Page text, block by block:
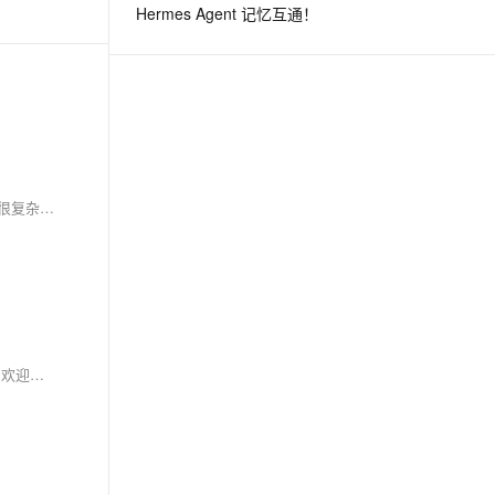
所以，别担心这些工具看起来有些吓人，实际上这些都是为了帮助你更好的完成工作的工具，就像超市里的各种烹饪工具一样，尽管它们看起来可能很复杂，但只要你学会用，它们会为你烹饪出一道道美妙的食物。这就是学习新技能的乐趣，让我们一起享受这个过程，攀登知识的高峰！
【7月更文挑战第4天】🏆本文收录于「滚雪球学Java」专栏，专业攻坚指数级提升，希望能够助你一臂之力，帮你早日登顶实现财富自由🚀；同时，欢迎大家关注&&收藏&&订阅！持续更新中，up！up！up！！
Hermes Agent 记忆互通！